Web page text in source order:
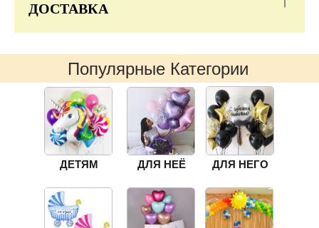
ДОСТАВКА
Популярные Категории
ДЛЯ НЕЁ ДЛЯ НЕГО
ДЕТЯМ